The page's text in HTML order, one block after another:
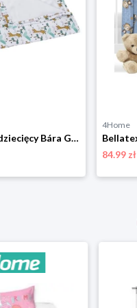
Bellatex Koc dziecięcy Bára Giraffe biały, 75 x 100 cm
4Home
84.99 zł